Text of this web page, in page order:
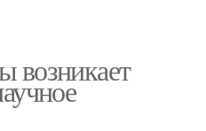
возникает